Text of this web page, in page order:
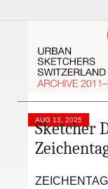
AUG 13, 2025
Sketcher